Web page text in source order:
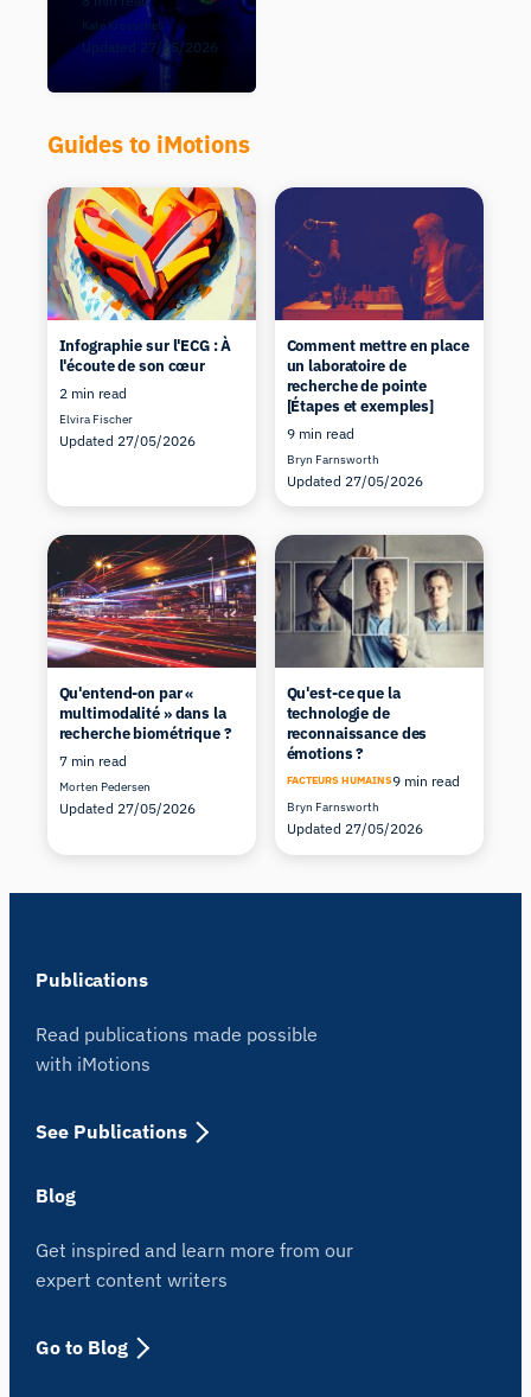
Kate Krosschell
Updated 27/05/2026
Guides to iMotions
Infographie sur l'ECG : À
l'écoute de son cœur
2 min read
Elvira Fischer
Updated 27/05/2026
Comment mettre en place
un laboratoire de
recherche de pointe
[Étapes et exemples]
9 min read
Bryn Farnsworth
Updated 27/05/2026
Qu'entend-on par «
multimodalité » dans la
recherche biométrique ?
7 min read
Morten Pedersen
Updated 27/05/2026
Qu'est-ce que la
technologie de
reconnaissance des
émotions ?
FACTEURS HUMAINS9 min read
Bryn Farnsworth
Updated 27/05/2026
Publications
Read publications made possible
with iMotions
See Publications
Blog
Get inspired and learn more from our
expert content writers
Go to Blog